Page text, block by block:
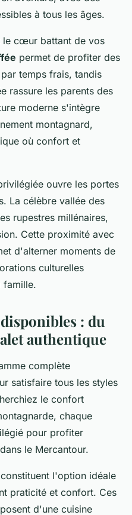
à tous les âges.
le cœur battant de vos
permet de profiter des
temps frais, tandis
rassure les parents des
moderne s'intègre
montagnard,
où confort et
ouvre les portes
La célèbre vallée des
rupestres millénaires,
Cette proximité avec
d'alterner moments de
culturelles
famille.
: du
authentique
complète
satisfaire tous les styles
le confort
chaque
pour profiter
le Mercantour.
constituent l'option idéale
praticité et confort. Ces
d'une cuisine